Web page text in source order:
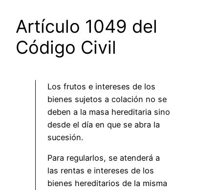
Artículo 1049 del
Código Civil
Los frutos e intereses de los
bienes sujetos a colación no se
deben a la masa hereditaria sino
desde el día en que se abra la
sucesión.
Para regularlos, se atenderá a
las rentas e intereses de los
bienes hereditarios de la misma